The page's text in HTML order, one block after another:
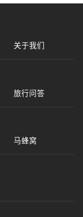
关于我们
旅行问答
马蜂窝